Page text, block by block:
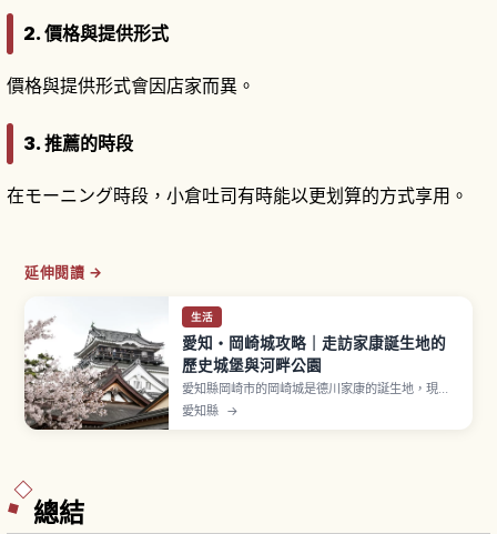
2. 價格與提供形式
價格與提供形式會因店家而異。
3. 推薦的時段
在モーニング時段，小倉吐司有時能以更划算的方式享用。
延伸閱讀 →
生活
愛知・岡崎城攻略｜走訪家康誕生地的
歷史城堡與河畔公園
愛知縣岡崎市的岡崎城是德川家康的誕生地，現今
以重建天守閣、歷史資料館以及櫻花盛開的岡崎公
愛知縣 →
總結